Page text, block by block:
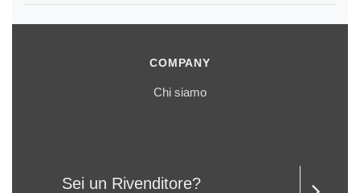
COMPANY
Chi siamo
Sei un Rivenditore?